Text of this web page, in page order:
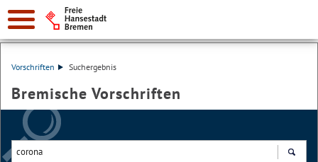
Vorschriften Suchergebnis
Bremische Vorschriften